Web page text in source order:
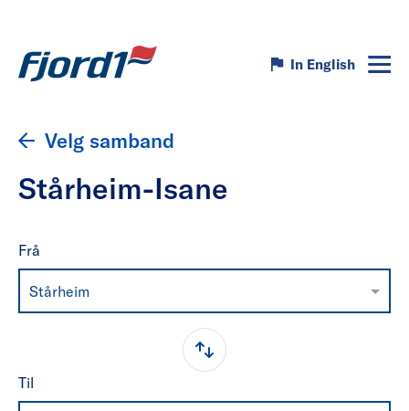
In English
Velg samband
Stårheim-Isane
Frå
Stårheim
Til